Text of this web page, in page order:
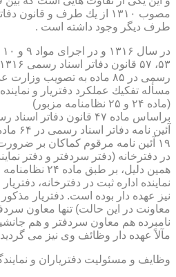
طرف دیگر وجود داشته است .
رسمی در ۸۵ ماده به تصویب
مسأله تفكیك عملكرد دفتریار و
(ماده ۲۴ و ۲۵ نظامنامه مزبور)
آئین
۱۹ آئین نامه مرقوم كماكان بر
در دفترخانه (دفتر سردفتر و دفتر
همین دلیل، بر
نماینده اداره ثبت در دفترخانه،
نیز عهده دار بوده است. دفتریار
معاونت در این حالت) تنها معاون
نامبرده هم معاون سردفتر و هم
مآلاً عهده دار وظائف وی نیز می
وظایف و مسئولیت دفتریاران و